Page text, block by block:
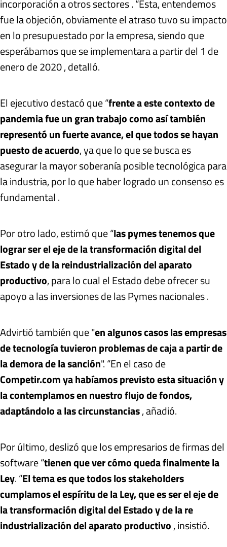
incorporación a otros sectores . “Esta, entendemos
fue la objeción, obviamente el atraso tuvo su impacto
en lo presupuestado por la empresa, siendo que
esperábamos que se implementara a partir del 1 de
enero de 2020 , detalló.
El ejecutivo destacó que “frente a este contexto de
pandemia fue un gran trabajo como así también
representó un fuerte avance, el que todos se hayan
puesto de acuerdo, ya que lo que se busca es
asegurar la mayor soberanía posible tecnológica para
la industria, por lo que haber logrado un consenso es
fundamental .
Por otro lado, estimó que “las pymes tenemos que
lograr ser el eje de la transformación digital del
Estado y de la reindustrialización del aparato
productivo, para lo cual el Estado debe ofrecer su
apoyo a las inversiones de las Pymes nacionales .
Advirtió también que "en algunos casos las empresas
de tecnología tuvieron problemas de caja a partir de
la demora de la sanción". “En el caso de
Competir.com ya habíamos previsto esta situación y
la contemplamos en nuestro flujo de fondos,
adaptándolo a las circunstancias, añadió.
Por último, deslizó que los empresarios de firmas del
software “tienen que ver cómo queda finalmente la
Ley. “El tema es que todos los stakeholders
cumplamos el espíritu de la Ley, que es ser el eje de
la transformación digital del Estado y de la re
industrialización del aparato productivo, insistió.